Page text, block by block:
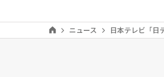
ニュース 日本テレビ「日